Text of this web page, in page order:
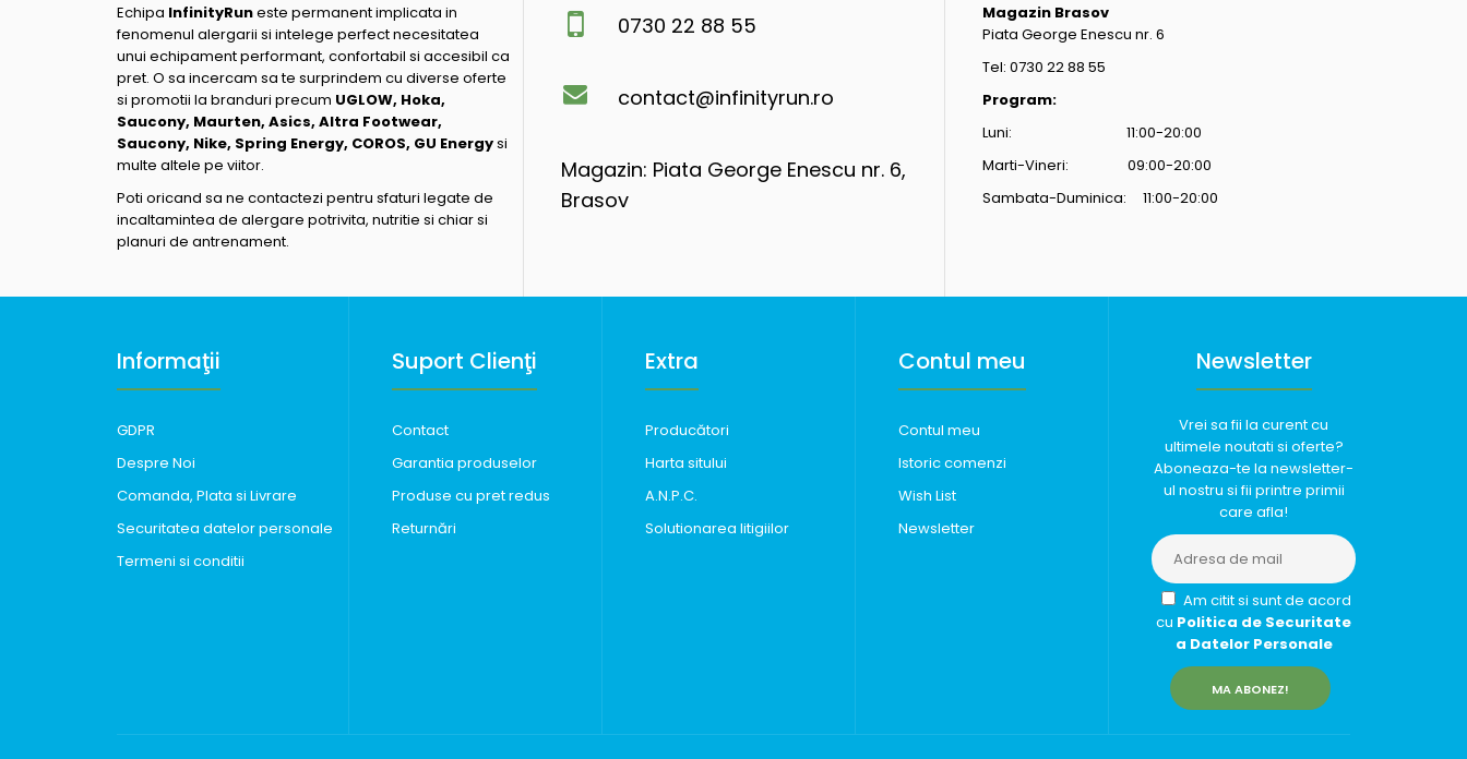
Echipa InfinityRuneste permanent implicata in
fenomenul alergarii si intelege perfect necesitatea
unui echipament performant, confortabil si accesibil ca
pret. O sa incercam sa te surprindem cu diverse oferte
si promotii la branduri precum UGLOW, Hoka,
Saucony, Maurten, Asics, Altra Footwear,
Saucony, Nike, Spring Energy, COROS, GU Energysi
multe altele pe viitor.
Poti oricand sa ne contactezi pentru sfaturi legate de
incaltamintea de alergare potrivita, nutritie si chiar si
planuri de antrenament.
0730 22 88 55
contact@infinityrun.ro
Magazin: Piata George Enescu nr. 6,
Brasov
Magazin Brasov
Piata George Enescu nr. 6
Tel: 0730 22 88 55
Program:
Luni: 11:00-20:00
Marti-Vineri: 09:00-20:00
Sambata-Duminica: 11:00-20:00
Informaţii
GDPR
Despre Noi
Comanda, Plata si Livrare
Securitatea datelor personale
Termeni si conditii
Suport Clienţi
Contact
Garantia produselor
Produse cu pret redus
Returnări
Extra
Producători
Harta sitului
A.N.P.C.
Solutionarea litigiilor
Contul meu
Contul meu
Istoric comenzi
Wish List
Newsletter
Newsletter
Vrei sa fii la curent cu
ultimele noutati si oferte?
Aboneaza-te la newsletter-
ul nostru si fii printre primii
care afla!
Am citit si sunt de acord
cu Politica de Securitate
a Datelor Personale
MA ABONEZ!